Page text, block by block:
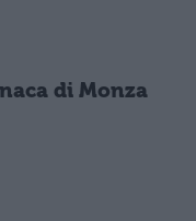
di Monza